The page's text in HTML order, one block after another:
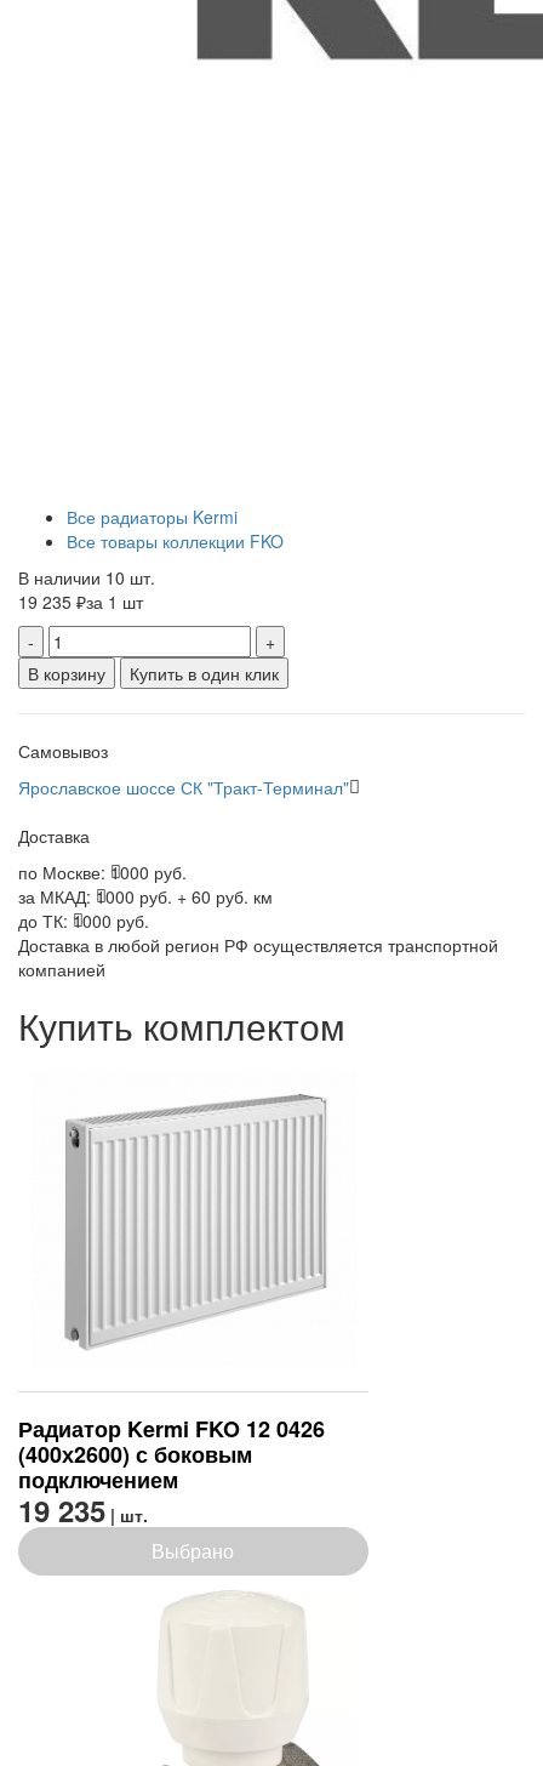
Все радиаторы Kermi
Все товары коллекции FKO
В наличии 10 шт.
19 235 ₽за 1 шт
-
+
В корзину
Купить в один клик
Самовывоз
Ярославское шоссе СК "Тракт-Терминал"
Доставка
по Москве: 1000 руб.
за МКАД: 1000 руб. + 60 руб. км
до ТК: 1000 руб.
Доставка в любой регион РФ осуществляется транспортной
компанией
Купить комплектом
Радиатор Kermi FKO 12 0426
(400х2600) с боковым
подключением
19 235 | шт.
Выбрано